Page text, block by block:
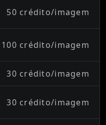
50 crédito/imagem
100 crédito/imagem
30 crédito/imagem
30 crédito/imagem